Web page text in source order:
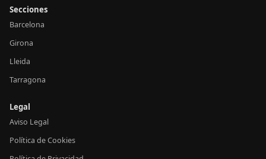
Secciones
Barcelona
Girona
Lleida
Tarragona
Legal
Aviso Legal
Política de Cookies